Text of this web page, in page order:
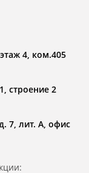
4, ком.405
строение 2
7, лит. А, офис